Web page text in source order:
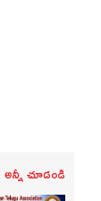
అన్నీ చూడండి